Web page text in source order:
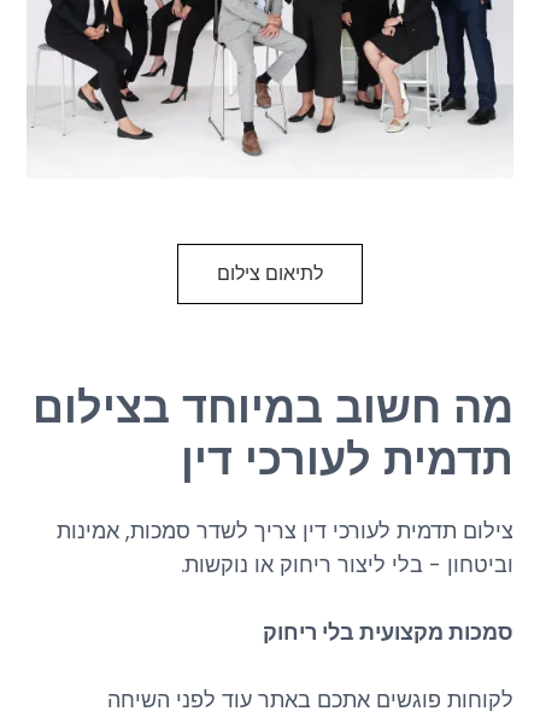
לתיאום צילום
מה חשוב במיוחד בצילום
תדמית לעורכי דין
צילום תדמית לעורכי דין צריך לשדר סמכות, אמינות
וביטחון - בלי ליצור ריחוק או נוקשות.
סמכות מקצועית בלי ריחוק
לקוחות פוגשים אתכם באתר עוד לפני השיחה